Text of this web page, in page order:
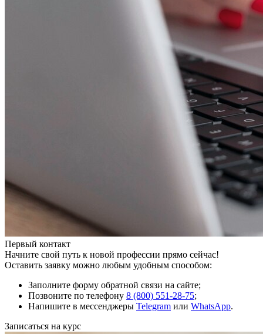
Первый контакт
Начните свой путь к новой профессии прямо сейчас!
Оставить заявку можно любым удобным способом:
Заполните форму обратной связи на сайте;
Позвоните по телефону 8 (800) 551-28-75;
Напишите в мессенджеры Telegram или WhatsApp.
Записаться на курс